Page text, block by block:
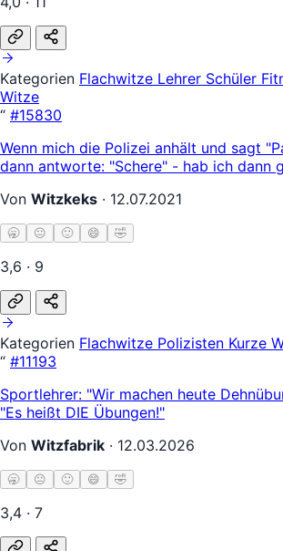
Kategorien Flachwitze Lehrer Schüler
Witze
“ #15830
Wenn mich die Polizei anhält und sagt
dann antworte: "Schere" - hab ich dann
Von Witzkeks · 12.07.2021
🥱 😐 🙂 😄 🤣
3,6 · 9
Kategorien Flachwitze Polizisten Kurze
“ #11193
Sportlehrer: "Wir machen heute
"Es heißt DIE Übungen!"
Von Witzfabrik · 12.03.2026
🥱 😐 🙂 😄 🤣
3,4 · 7